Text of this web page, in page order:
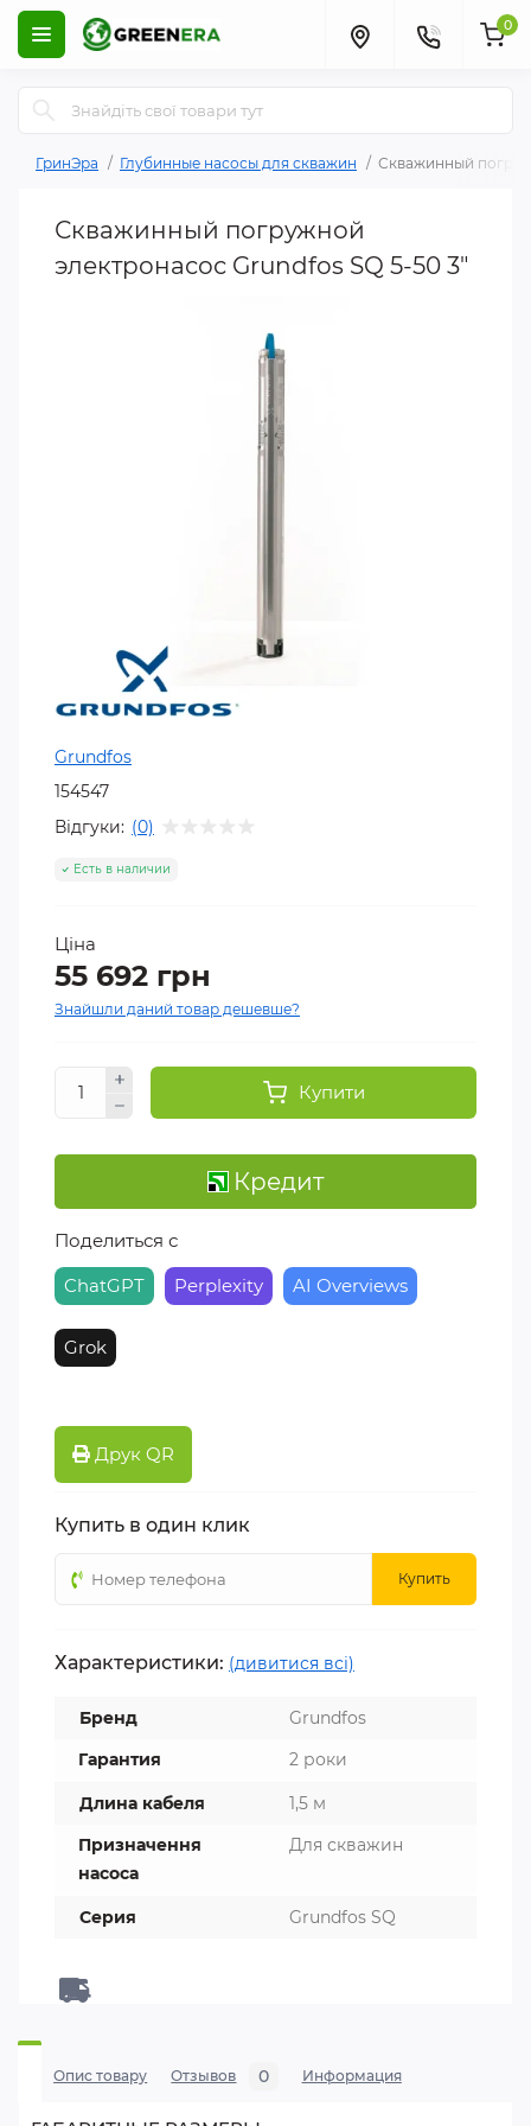
0
ГринЭра Глубинные насосы для скважин Скважинный
Скважинный погружной
электронасос Grundfos SQ 5-50 3"
Grundfos
154547
Відгуки: (0)
Есть в наличии
Ціна
55 692 грн
Знайшли даний товар дешевше?
Купити
Кредит
Поделиться с
ChatGPT
Perplexity AI Overviews
Grok
Друк QR
Купить в один клик
Купить
Характеристики: (дивитися всі)
Бренд
Grundfos
Гарантия
2 роки
Длина кабеля
1,5 м
Призначення
насоса
Для скважин
Серия Grundfos SQ
Опис товару Отзывов 0 Информация